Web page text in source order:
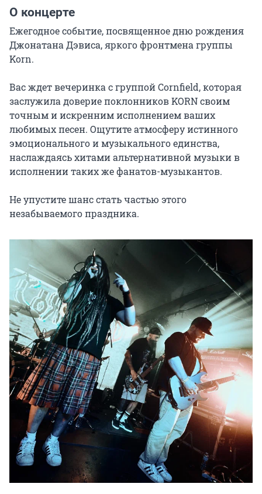
О концерте
Ежегодное событие, посвященное дню рождения
Джонатана Дэвиса, яркого фронтмена группы
Korn.
Вас ждет вечеринка с группой Cornfield, которая
заслужила доверие поклонников KORN своим
точным и искренним исполнением ваших
любимых песен. Ощутите атмосферу истинного
эмоционального и музыкального единства,
наслаждаясь хитами альтернативной музыки в
исполнении таких же фанатов-музыкантов.
Не упустите шанс стать частью этого
незабываемого праздника.